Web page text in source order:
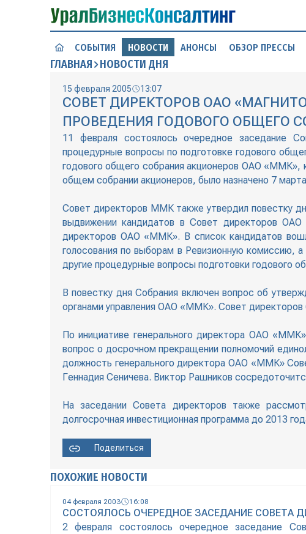
СОБЫТИЯ НОВОСТИ АНОНСЫ ОБЗОР ПРЕССЫ
ГЛАВНАЯ НОВОСТИ ДНЯ
15 февраля 2005 13:07
СОВЕТ ДИРЕКТОРОВ ОАО
ПРОВЕДЕНИЯ ГОДОВОГО ОБЩЕГО
11 февраля состоялось очередное заседание
процедурные вопросы по подготовке годового
годового общего собрания акционеров ОАО «ММК»,
общем собрании акционеров, было назначено 7
Совет директоров ММК также утвердил повестку
выдвижении кандидатов в Совет директоров
директоров ОАО «ММК». В список кандидатов
голосования по выборам в Ревизионную комиссию,
другие процедурные вопросы подготовки годового
В повестку дня Собрания включен вопрос об
органами управления ОАО «ММК». Совет директоров
По инициативе генерального директора ОАО
вопрос о досрочном прекращении полномочий
должность генерального директора ОАО «ММК»
Геннадия Сеничева. Виктор Рашников
На заседании Совета директоров также
долгосрочная инвестиционная программа до 2013
Поделиться
ПОХОЖИЕ НОВОСТИ
04 февраля 2003 16:08
СОСТОЯЛОСЬ ОЧЕРЕДНОЕ ЗАСЕДАНИЕ СОВЕТА
2 февраля состоялось очередное заседание